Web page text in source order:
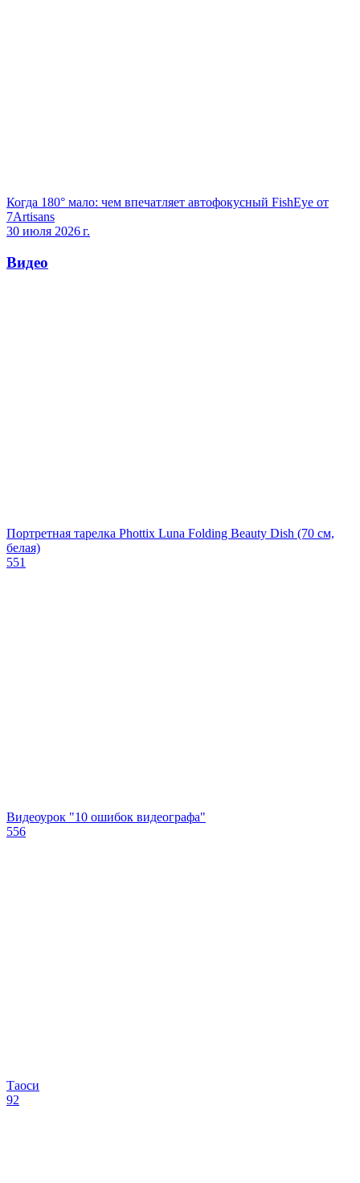
Когда 180° мало: чем впечатляет автофокусный FishEye от
7Artisans
30 июля 2026 г.
Видео
Портретная тарелка Phottix Luna Folding Beauty Dish (70 см,
белая)
551
Видеоурок "10 ошибок видеографа"
556
Таоси
92